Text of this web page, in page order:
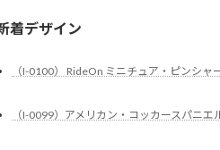
着デザイン
（I-0100） RideOn ミニチュア・ピンシャ
（I-0099）アメリカン・コッカースパニエ